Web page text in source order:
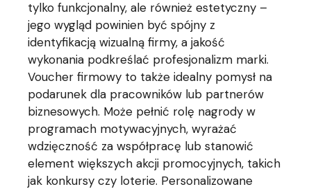
tylko funkcjonalny, ale również estetyczny –
jego wygląd powinien być spójny z
identyfikacją wizualną firmy, a jakość
wykonania podkreślać profesjonalizm marki.
Voucher firmowy to także idealny pomysł na
podarunek dla pracowników lub partnerów
biznesowych. Może pełnić rolę nagrody w
programach motywacyjnych, wyrażać
wdzięczność za współpracę lub stanowić
element większych akcji promocyjnych, takich
jak konkursy czy loterie. Personalizowane